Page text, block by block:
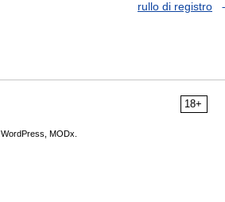
rullo di registro
18+
WordPress, MODx.